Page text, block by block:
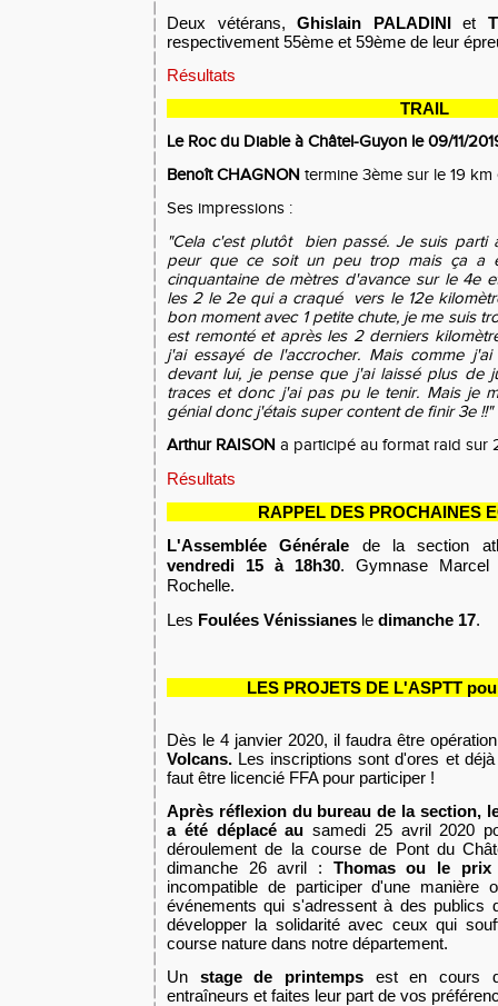
Deux vétérans,Ghislain PALADINIet
respectivement 55ème et 59ème de leur
Résultats
TRAIL
Le Roc du Diable à Châtel-Guyon le 09/11/
Benoît CHAGNON termine 3ème sur le 19 km
Ses impressions :
"Cela c'est plutôt bien passé. Je suis
peur que ce soit un peu trop mais ça a
cinquantaine de mètres d'avance sur le 4e
les 2 le 2e qui a craqué vers le 12e
bon moment avec 1 petite chute, je me suis
est remonté et après les 2 derniers
j'ai essayé de l'accrocher. Mais comme
devant lui, je pense que j'ai laissé plus de
traces et donc j'ai pas pu le tenir. Mais je
génial donc j'étais super content de finir 3e !!"
Arthur RAISON a participé au format raid sur
Résultats
RAPPEL DES PROCHAINES
L'AssembléeGénérale de la section
vendredi 15 à 18h30. Gymnase
Rochelle.
Les Foulées Vénissianes le dimanche 17.
LES PROJETS DE L'ASPTT
Dès le 4 janvier 2020, il faudra être
Volcans. Les inscriptions sont d'ores et
faut être licencié FFA pour participer !
Après réflexion du bureau de la section, l
a été déplacé ausamedi 25 avril 2020
déroulement de la course de Pont du
dimanche 26 avril : Thomas ou le prix
incompatible de participer d'une manière
événements qui s'adressent à des publics
développer la solidarité avec ceux qui
course nature dans notre département.
Un stage de printemps est en cours
entraîneurs et faites leur part de vos